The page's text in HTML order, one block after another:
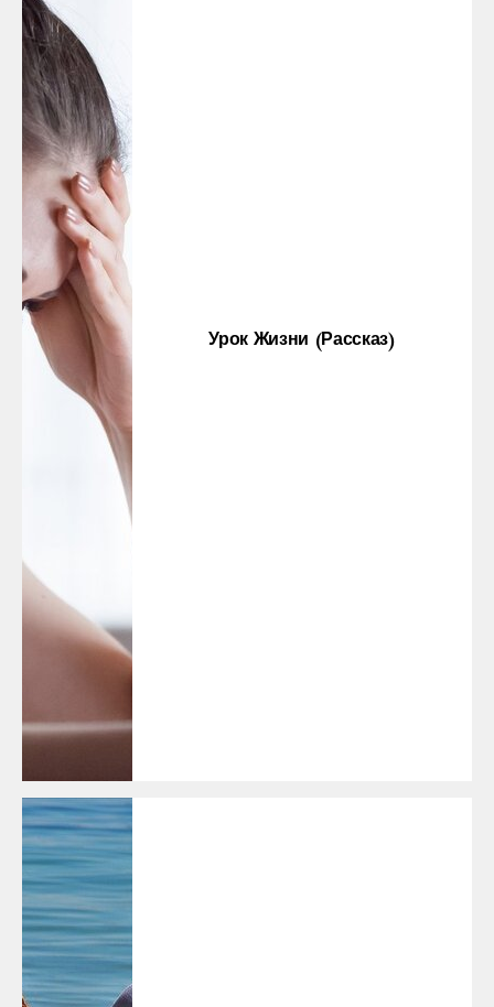
Урок Жизни (рассказ)